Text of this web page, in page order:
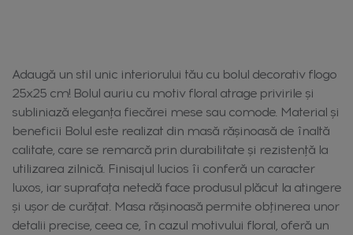
Adaugă un stil unic interiorului tău cu bolul decorativ flogo
25x25 cm! Bolul auriu cu motiv floral atrage privirile și
subliniază eleganța fiecărei mese sau comode. Material și
beneficii Bolul este realizat din masă rășinoasă de înaltă
calitate, care se remarcă prin durabilitate și rezistență la
utilizarea zilnică. Finisajul lucios îi conferă un caracter
luxos, iar suprafața netedă face produsul plăcut la atingere
și ușor de curățat. Masa rășinoasă permite obținerea unor
detalii precise, ceea ce, în cazul motivului floral, oferă un